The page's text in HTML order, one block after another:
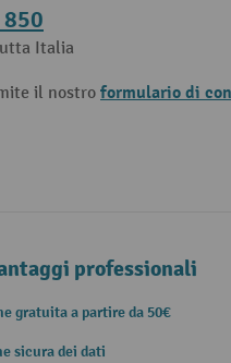
Italia
il nostro formulario di
professionali
gratuita a partire da 50€
sicura dei dati